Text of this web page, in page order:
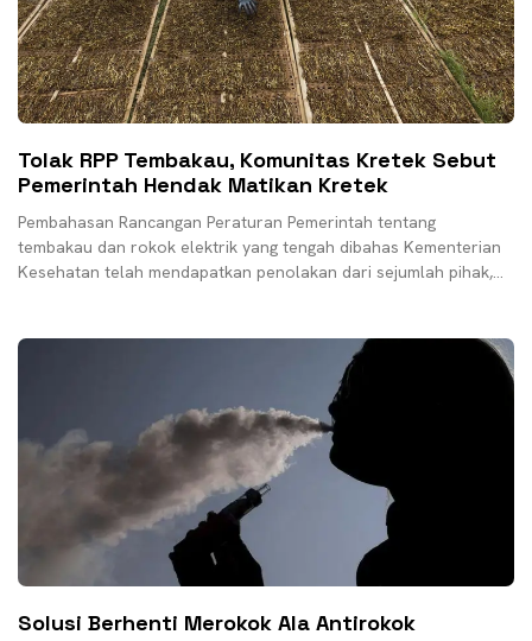
Tolak RPP Tembakau, Komunitas Kretek Sebut
Pemerintah Hendak Matikan Kretek
Pembahasan Rancangan Peraturan Pemerintah tentang
tembakau dan rokok elektrik yang tengah dibahas Kementerian
Kesehatan telah mendapatkan penolakan dari sejumlah pihak,
Solusi Berhenti Merokok Ala Antirokok